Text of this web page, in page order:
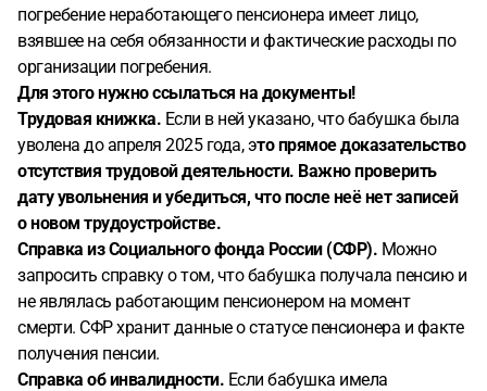
погребение неработающего пенсионера имеет лицо,
взявшее на себя обязанности и фактические расходы по
организации погребения.
Для этого нужно ссылаться на документы!
Трудовая книжка. Если в ней указано, что бабушка была
уволена до апреля 2025 года, это прямое доказательство
отсутствия трудовой деятельности. Важно проверить
дату увольнения и убедиться, что после неё нет записей
о новом трудоустройстве.
Справка из Социального фонда России (СФР). Можно
запросить справку о том, что бабушка получала пенсию и
не являлась работающим пенсионером на момент
смерти. СФР хранит данные о статусе пенсионера и факте
получения пенсии.
Справка об инвалидности. Если бабушка имела